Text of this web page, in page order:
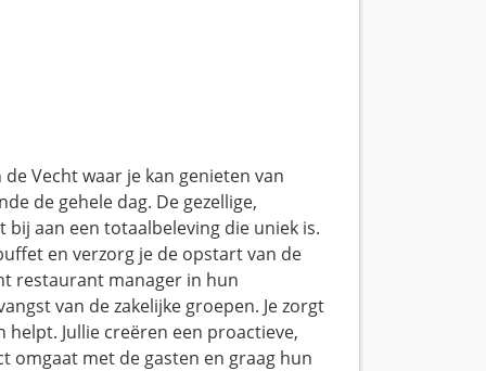
Vecht waar je kan genieten van
de gehele dag. De gezellige,
aan een totaalbeleving die uniek is.
en verzorg je de opstart van de
restaurant manager in hun
van de zakelijke groepen. Je zorgt
Jullie creëren een proactieve,
omgaat met de gasten en graag hun